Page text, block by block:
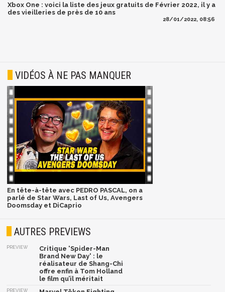
Xbox One : voici la liste des jeux gratuits de Février 2022, il y a
des vieilleries de près de 10 ans
28/01/2022, 08:56
VIDÉOS À NE PAS MANQUER
En tête-à-tête avec PEDRO PASCAL, on a
parlé de Star Wars, Last of Us, Avengers
Doomsday et DiCaprio
AUTRES PREVIEWS
PREVIEW
Critique 'Spider-Man
Brand New Day' : le
réalisateur de Shang-Chi
offre enfin à Tom Holland
le film qu’il méritait
PREVIEW